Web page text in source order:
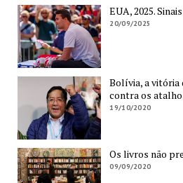
EUA, 2025.
20/09/2025
Bolívia, a vitória
contra os
19/10/2020
Os livros não
09/09/2020